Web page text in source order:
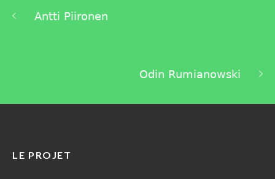
Antti Piironen
Odin Rumianowski
LE PROJET